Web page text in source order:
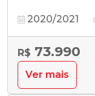
2020/2021
R$ 73.990
Ver mais